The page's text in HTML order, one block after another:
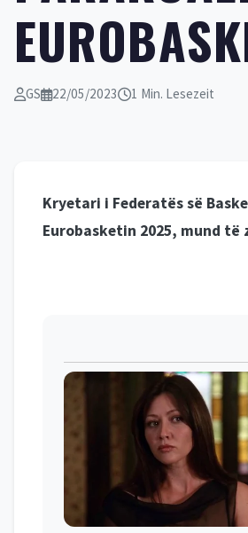
GS 22/05/2023 1 Min. Lesezeit
Kryetari i Federatës së
Eurobasketin 2025, mund të